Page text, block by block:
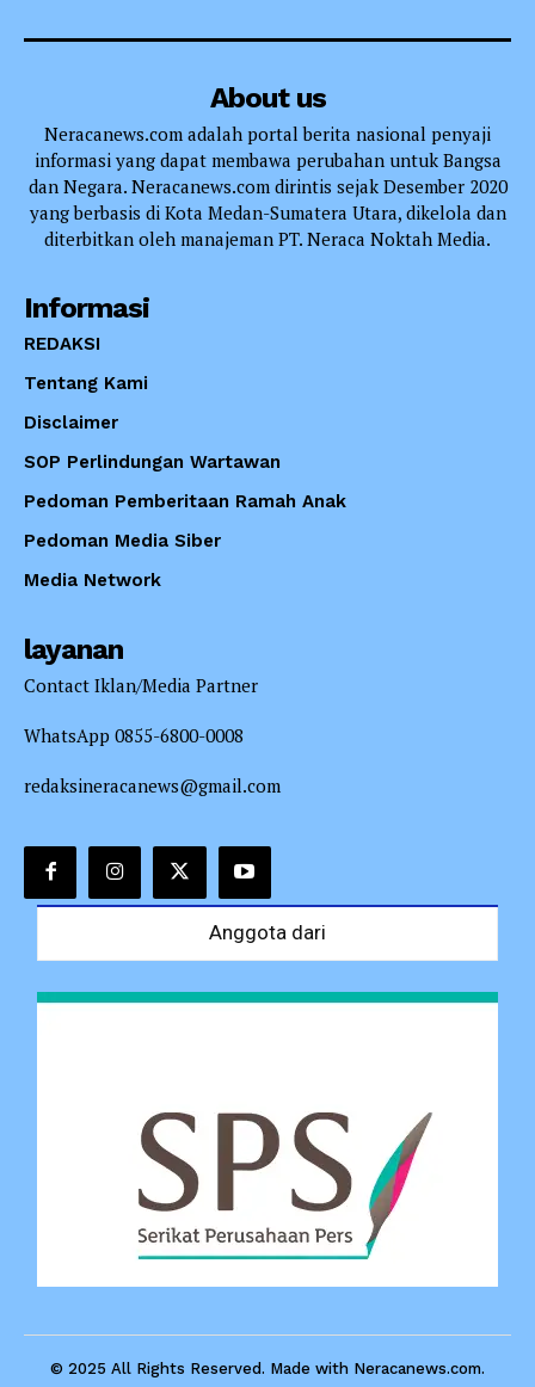
About us
Neracanews.com adalah portal berita nasional penyaji
informasi yang dapat membawa perubahan untuk Bangsa
dan Negara. Neracanews.com dirintis sejak Desember 2020
yang berbasis di Kota Medan-Sumatera Utara, dikelola dan
diterbitkan oleh manajeman PT. Neraca Noktah Media.
Informasi
REDAKSI
Tentang Kami
Disclaimer
SOP Perlindungan Wartawan
Pedoman Pemberitaan Ramah Anak
Pedoman Media Siber
Media Network
layanan
Contact Iklan/Media Partner
WhatsApp 0855-6800-0008
redaksineracanews@gmail.com
Anggota dari
© 2025 All Rights Reserved. Made with Neracanews.com.